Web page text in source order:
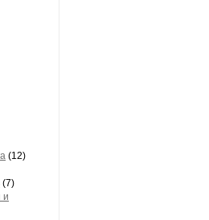
(12)
(7)
и